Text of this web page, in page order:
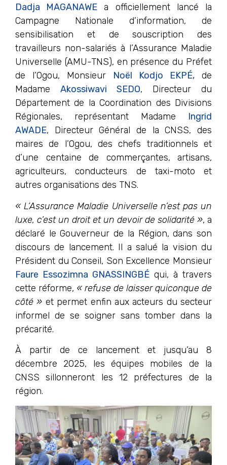
Dadja MAGANAWE a officiellement lancé la
Campagne Nationale d’information, de
sensibilisation et de souscription des
travailleurs non-salariés à l’Assurance Maladie
Universelle (AMU-TNS), en présence du Préfet
de l’Ogou, Monsieur Noël Kodjo EKPÉ, de
Madame Akossiwavi SEDO, Directeur du
Département de la Coordination des Divisions
Régionales, représentant Madame Ingrid
AWADE, Directeur Général de la CNSS, des
maires de l’Ogou, des chefs traditionnels et
d’une centaine de commerçantes, artisans,
agriculteurs, conducteurs de taxi-moto et
autres organisations des TNS.
« L’Assurance Maladie Universelle n’est pas un
luxe, c’est un droit et un devoir de solidarité », a
déclaré le Gouverneur de la Région, dans son
discours de lancement. Il a salué la vision du
Président du Conseil, Son Excellence Monsieur
Faure Essozimna GNASSINGBÉ qui, à travers
cette réforme, « refuse de laisser quiconque de
côté » et permet enfin aux acteurs du secteur
informel de se soigner sans tomber dans la
précarité.
À partir de ce lancement et jusqu’au 8
décembre 2025, les équipes mobiles de la
CNSS sillonneront les 12 préfectures de la
région.